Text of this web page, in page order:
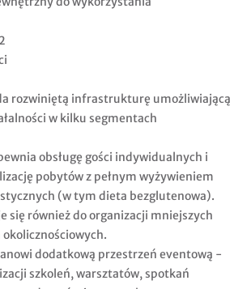
rozwiniętą infrastrukturę umożliwiającą
w kilku segmentach
obsługę gości indywidualnych i
pobytów z pełnym wyżywieniem
(w tym dieta bezglutenowa).
się również do organizacji mniejszych
dodatkową przestrzeń eventową -
szkoleń, warsztatów, spotkań